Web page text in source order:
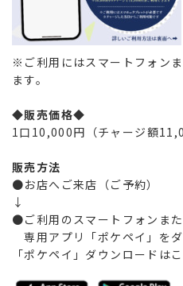
※ご利用にはスマートフォン
ます。
◆販売価格◆
1口10,000円（チャージ額
販売方法
●お店へご来店（ご予約）
↓
●ご利用のスマートフォンま
●専用アプリ「ポケペイ」を
「ポケペイ」ダウンロードは